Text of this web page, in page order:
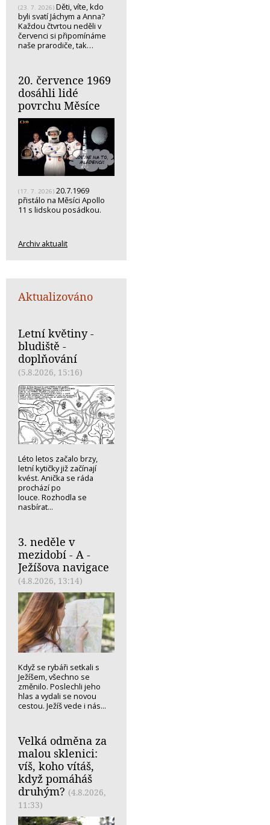
(23. 7. 2026) Děti, víte, kdo
byli svatí Jáchym a Anna?
Každou čtvrtou neděli v
červenci si připomínáme
naše prarodiče, tak…
20. července 1969
dosáhli lidé
povrchu Měsíce
(17. 7. 2026) 20.7.1969
přistálo na Měsíci Apollo
11 s lidskou posádkou.
Archiv aktualit
Aktualizováno
Letní květiny -
bludiště -
doplňování
(5.8.2026, 15:16)
Léto letos začalo brzy,
letní kytičky již začínají
kvést. Anička se ráda
prochází po
louce. Rozhodla se
nasbírat...
3. neděle v
mezidobí - A -
Ježíšova navigace
(4.8.2026, 13:14)
Když se rybáři setkali s
Ježíšem, všechno se
změnilo. Poslechli jeho
hlas a vydali se novou
cestou. Ježíš vede i nás...
Velká odměna za
malou sklenici:
víš, koho vítáš,
když pomáháš
druhým? (4.8.2026,
11:33)